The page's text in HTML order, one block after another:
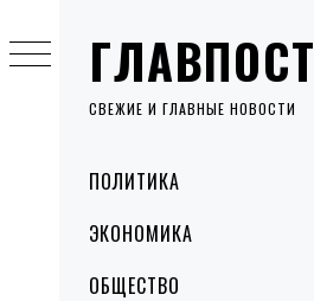
ГЛАВПОСТ
СВЕЖИЕ И ГЛАВНЫЕ НОВОСТИ
MenuПОЛИТИКА
ЭКОНОМИКА
ОБЩЕСТВО
to
content